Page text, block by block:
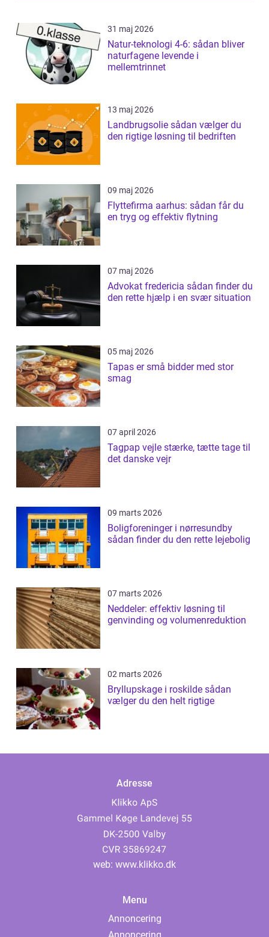
31 maj 2026
Natur-teknologi 4-6: sådan bliver
naturfagene levende i
mellemtrinnet
13 maj 2026
Landbrugsolie sådan vælger du
den rigtige løsning til bedriften
09 maj 2026
Flyttefirma aarhus: sådan får du
en tryg og effektiv flytning
07 maj 2026
Advokat fredericia sådan finder du
den rette hjælp i en svær situation
05 maj 2026
Tapas er små bidder med stor
smag
07 april 2026
Tagpap vejle stærke, tætte tage til
det danske vejr
09 marts 2026
Boligforeninger i nørresundby
sådan finder du den rette lejebolig
07 marts 2026
Neddeler: effektiv løsning til
genvinding og volumenreduktion
02 marts 2026
Bryllupskage i roskilde sådan
vælger du den helt rigtige
Adresse
web: www.klikko.dk
Menu
Annoncering